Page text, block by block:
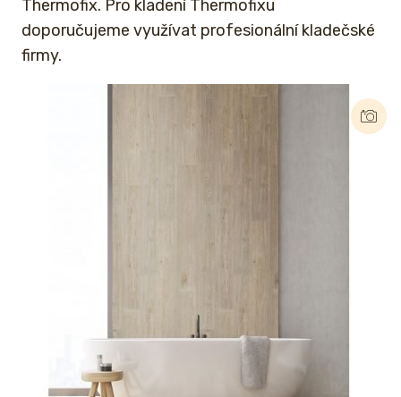
Thermofix. Pro kladení Thermofixu
doporučujeme využívat profesionální kladečské
firmy.